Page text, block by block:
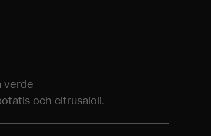
verde
och citrusaioli.